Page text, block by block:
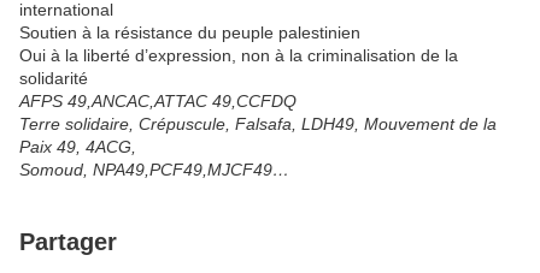
international
Soutien à la résistance du peuple palestinien
Oui à la liberté d’expression, non à la criminalisation de la
solidarité
AFPS 49,ANCAC,ATTAC 49,CCFDQ
Terre solidaire, Crépuscule, Falsafa, LDH49, Mouvement de la
Paix 49, 4ACG,
Somoud, NPA49,PCF49,MJCF49…
Partager